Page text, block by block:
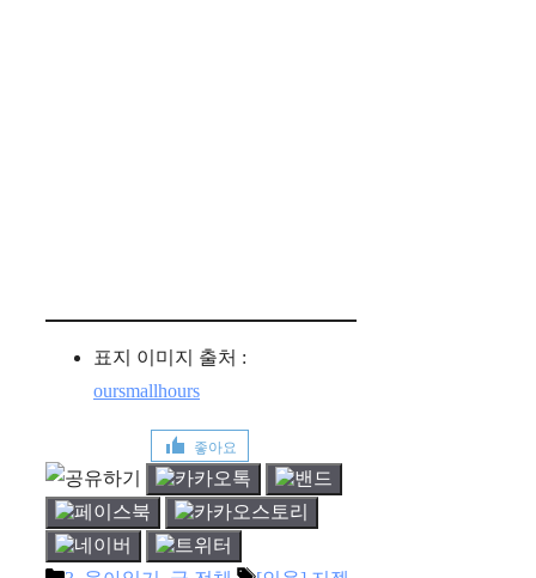
표지 이미지 출처 :
oursmallhours
좋아요